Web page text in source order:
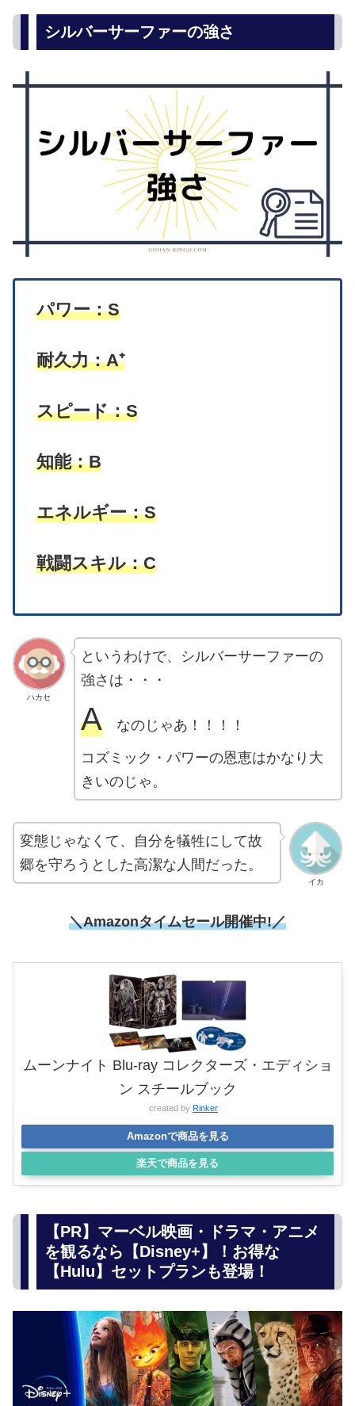
シルバーサーファーの強さ
パワー：S
耐久力：A⁺
スピード：S
知能：B
エネルギー：S
戦闘スキル：C
ハカセ
というわけで、シルバーサーファーの
強さは・・・
Aなのじゃあ！！！！
コズミック・パワーの恩恵はかなり大
きいのじゃ。
イカ
変態じゃなくて、自分を犠牲にして故
郷を守ろうとした高潔な人間だった。
＼Amazonタイムセール開催中!／
ムーンナイト Blu-ray コレクターズ・エディショ
ン スチールブック
created by Rinker
Amazonで商品を見る
楽天で商品を見る
【PR】マーベル映画・ドラマ・アニメ
を観るなら【Disney+】！お得な
【Hulu】セットプランも登場！